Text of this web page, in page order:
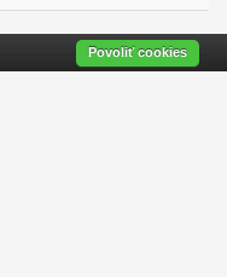
Povoliť cookies